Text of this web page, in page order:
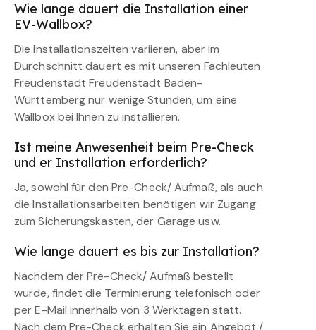
Wie lange dauert die Installation einer
EV-Wallbox?
Die Installationszeiten variieren, aber im
Durchschnitt dauert es mit unseren Fachleuten
Freudenstadt Freudenstadt Baden-
Württemberg nur wenige Stunden, um eine
Wallbox bei Ihnen zu installieren.
Ist meine Anwesenheit beim Pre-Check
und er Installation erforderlich?
Ja, sowohl für den Pre-Check/ Aufmaß, als auch
die Installationsarbeiten benötigen wir Zugang
zum Sicherungskasten, der Garage usw.
Wie lange dauert es bis zur Installation?
Nachdem der Pre-Check/ Aufmaß bestellt
wurde, findet die Terminierung telefonisch oder
per E-Mail innerhalb von 3 Werktagen statt.
Nach dem Pre-Check erhalten Sie ein Angebot /